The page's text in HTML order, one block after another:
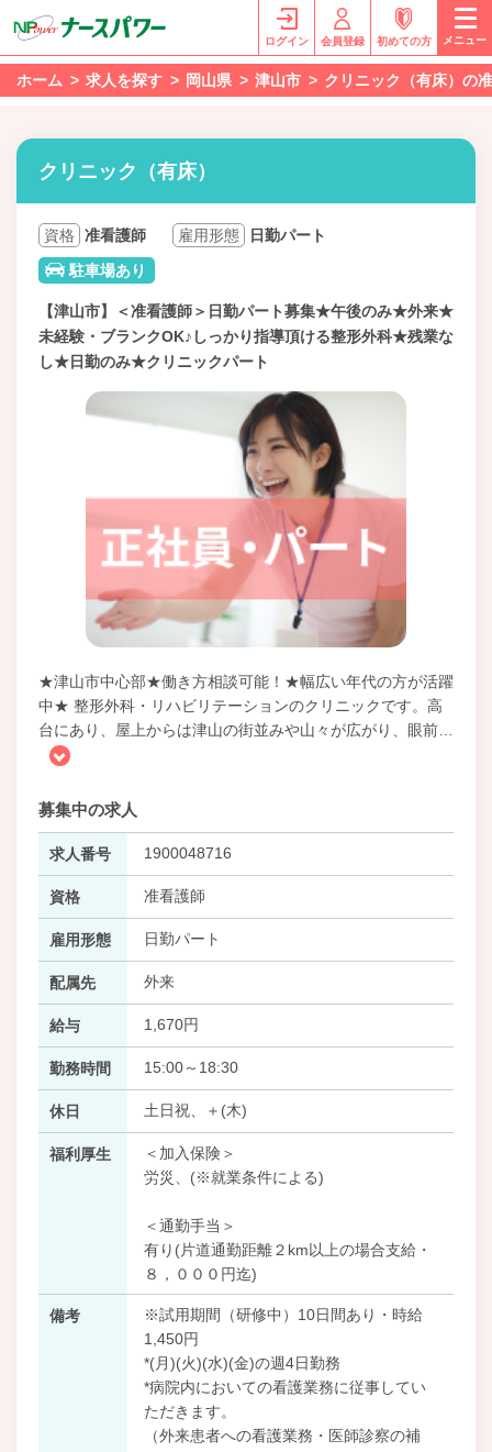
ログイン 会員登録 初めての方 メニュー
ホーム 求人を探す 岡山県 津山市 クリニック（有床）の
クリニック（有床）
資格 准看護師 雇用形態
日勤パート
駐車場あり
【津山市】＜准看護師＞日勤パート募集★午後のみ★外来★
未経験・ブランクOK♪しっかり指導頂ける整形外科★残業な
し★日勤のみ★クリニックパート
★津山市中心部★働き方相談可能！★幅広い年代の方が活躍
中★ 整形外科・リハビリテーションのクリニックです。高
台にあり、屋上からは津山の街並みや山々が広がり、眼前
募集中の求人
求人番号 1900048716
資格 准看護師
雇用形態 日勤パート
配属先 外来
給与 1,670円
勤務時間 15:00～18:30
休日 土日祝、＋(木)
福利厚生
＜加入保険＞
労災、(※就業条件による)
＜通勤手当＞
有り(片道通勤距離２km以上の場合支給・
８，０００円迄)
備考
※試用期間（研修中）10日間あり・時給
1,450円
*(月)(火)(水)(金)の週4日勤務
*病院内においての看護業務に従事してい
ただきます。
（外来患者への看護業務・医師診察の補